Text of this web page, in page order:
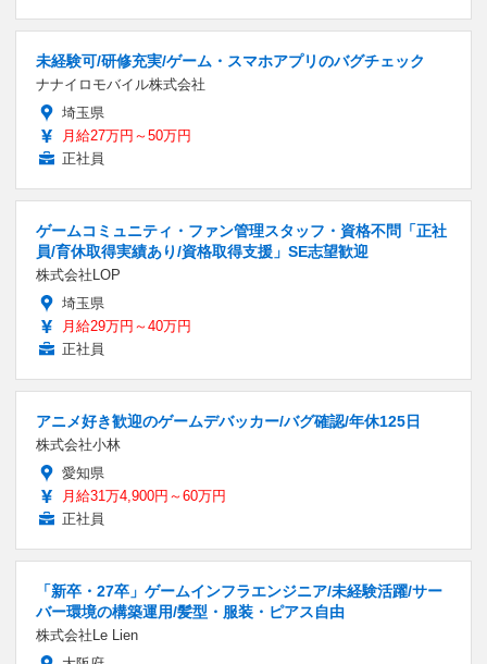
未経験可/研修充実/ゲーム・スマホアプリのバグチェック
ナナイロモバイル株式会社
埼玉県
月給27万円～50万円
正社員
ゲームコミュニティ・ファン管理スタッフ・資格不問「正社
員/育休取得実績あり/資格取得支援」SE志望歓迎
株式会社LOP
埼玉県
月給29万円～40万円
正社員
アニメ好き歓迎のゲームデバッカー/バグ確認/年休125日
株式会社小林
愛知県
月給31万4,900円～60万円
正社員
「新卒・27卒」ゲームインフラエンジニア/未経験活躍/サー
バー環境の構築運用/髪型・服装・ピアス自由
株式会社Le Lien